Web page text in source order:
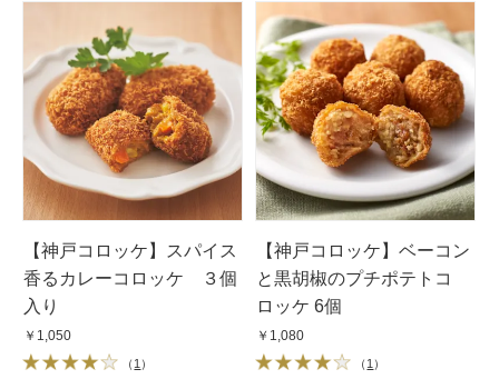
【神戸コロッケ】スパイス
香るカレーコロッケ ３個
入り
￥1,050
（ 1 ）
【神戸コロッケ】ベーコン
と黒胡椒のプチポテトコ
ロッケ 6個
￥1,080
（ 1 ）